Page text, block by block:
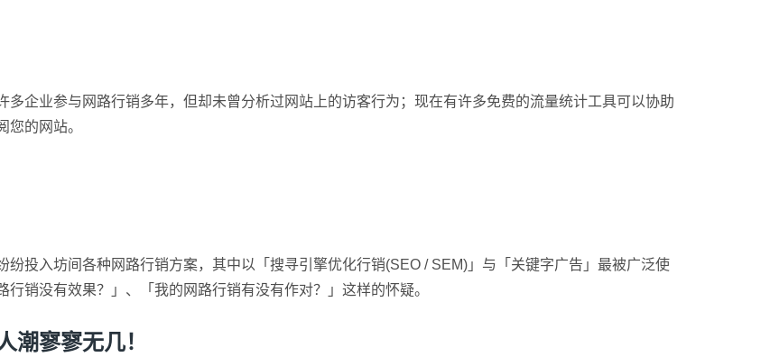
企业参与网路行销多年，但却未曾分析过网站上的访客行为；现在有许多免费的流量统计工具可以协助
的网站。
投入坊间各种网路行销方案，其中以「搜寻引擎优化行销(SEO / SEM)」与「关键字广告」最被广泛使
销没有效果？」、「我的网路行销有没有作对？」这样的怀疑。
潮寥寥无几！